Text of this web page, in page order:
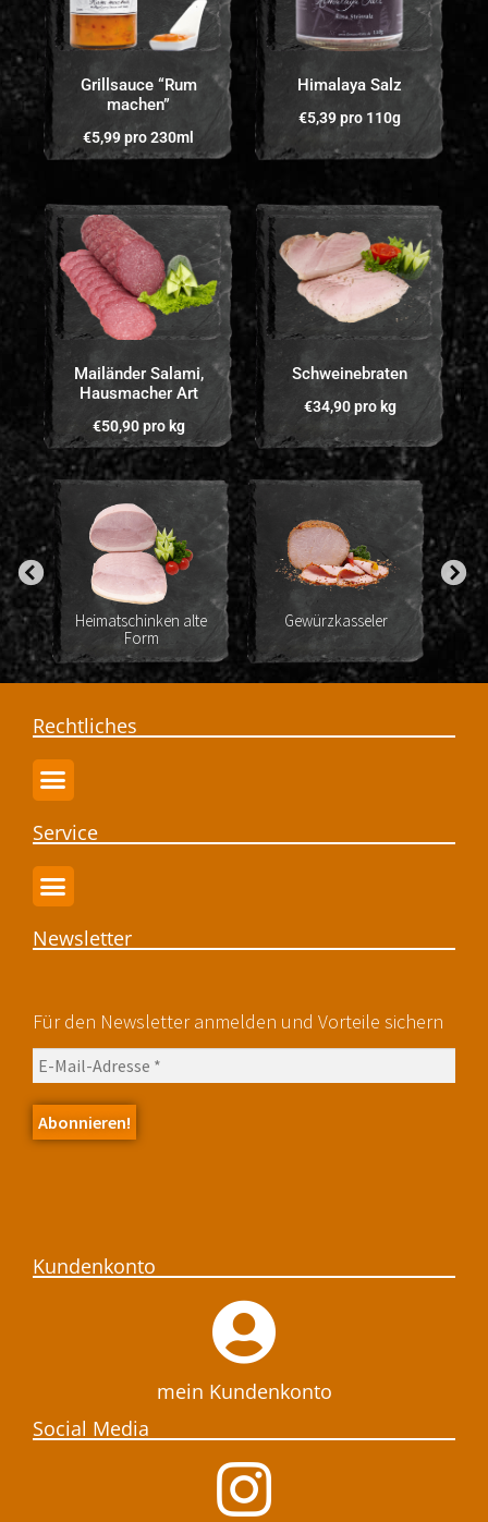
Grillsauce “Rum
machen”
€5,99pro 230ml
Himalaya Salz
€5,39pro 110g
Mailänder Salami,
Hausmacher Art
€50,90pro kg
Schweinebraten
€34,90pro kg
Heimatschinken alte
Form
Gewürzkasseler
Rechtliches
Service
Newsletter
Für den Newsletter anmelden und Vorteile sichern
Kundenkonto
mein Kundenkonto
Social Media